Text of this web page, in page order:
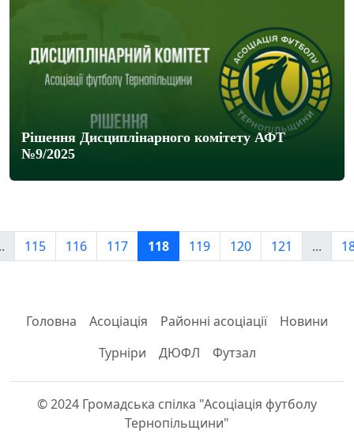
Рішення Дисциплінарного комітету АФТ
№9/2025
115 116 117 118 119 120 121 ...
Головна Асоціація Районні асоціації
Новини
Турніри
ДЮФЛ Футзал
© 2024 Громадська спілка "Асоціація футболу
Тернопільщини"